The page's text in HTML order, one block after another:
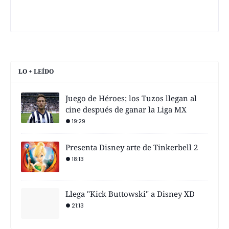
LO + LEÍDO
Juego de Héroes; los Tuzos llegan al
cine después de ganar la Liga MX
19:29
Presenta Disney arte de Tinkerbell 2
18:13
Llega "Kick Buttowski" a Disney XD
21:13